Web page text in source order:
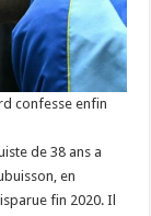
confesse enfin
de 38 ans a
en
fin 2020. Il